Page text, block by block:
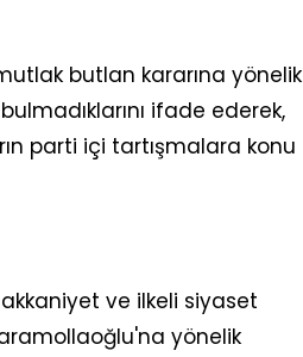
butlan kararına yönelik
ifade ederek,
parti içi tartışmalara konu
ve ilkeli siyaset
yönelik